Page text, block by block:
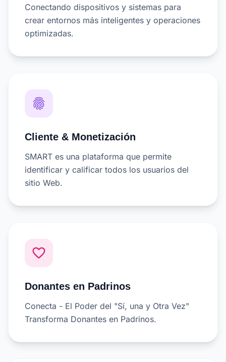
Conectando dispositivos y sistemas para
crear entornos más inteligentes y operaciones
optimizadas.
fingerprint
Cliente & Monetización
SMART es una plataforma que permite
identificar y calificar todos los usuarios del
sitio Web.
favorite_border
Donantes en Padrinos
Conecta - El Poder del "Sí, una y Otra Vez"
Transforma Donantes en Padrinos.